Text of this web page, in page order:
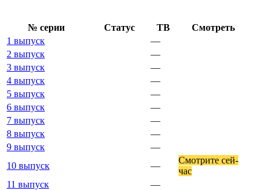
№ се­рии Ста­тус ТВ
Смот­реть
1 выпуск
—
2 выпуск
—
3 выпуск
—
4 выпуск
—
5 выпуск
—
6 выпуск
—
7 выпуск
—
8 выпуск
—
9 выпуск
—
10 выпуск
—
Смот­ри­те сей­
час
11 выпуск
—